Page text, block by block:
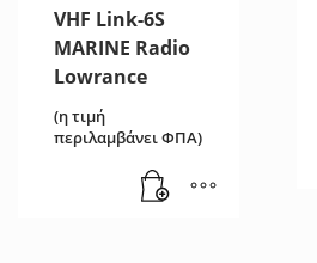
VHF Link-6S
MARINE Radio
Lowrance
(η τιμή
περιλαμβάνει ΦΠΑ)